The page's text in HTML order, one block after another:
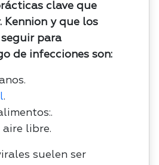
clave que
Kennion y que los
para
de infecciones son:
.
libre.
suelen ser